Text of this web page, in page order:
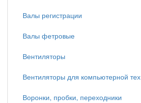
Валы регистрации
Валы фетровые
Вентиляторы
Вентиляторы для компьютерной тех
Воронки, пробки, переходники